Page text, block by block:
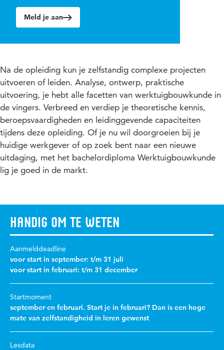
Meld je aan
Na de opleiding kun je zelfstandig complexe projecten
uitvoeren of leiden. Analyse, ontwerp, praktische
uitvoering, je hebt alle facetten van werktuigbouwkunde in
de vingers. Verbreed en verdiep je theoretische kennis,
beroepsvaardigheden en leidinggevende capaciteiten
tijdens deze opleiding. Of je nu wil doorgroeien bij je
huidige werkgever of op zoek bent naar een nieuwe
uitdaging, met het bachelordiploma Werktuigbouwkunde
lig je goed in de markt.
Handig om te weten
Aanmelddeadline
voor start in september: t/m 31 juli
voor start in februari: t/m 31 december
Startmoment
september en februari. Start je in februari? Dan is een hoge
mate van zelfstandigheid in leren gewenst
Lesdata